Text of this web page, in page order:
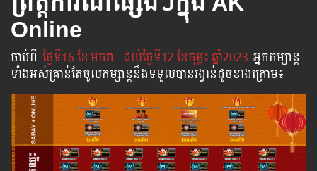
Online
ចាប់​ពី​ ថ្ងៃ​ទី16 ខែមករា ដល់​ថ្ងៃ​ទី12 ខែកុម្ភះ ឆ្នាំ2023 អ្នក​កម្សាន្ដ​
ទាំងអស់​គ្រាន់​តែ​ចូល​កម្សាន្ដ​នឹង​ទទួល​បាន​រង្វាន់​ដូចខាងក្រោម​៖